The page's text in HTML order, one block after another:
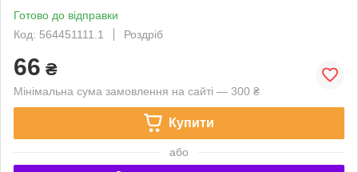
Готово до відправки
Код: 564451111.1
Роздріб
66 ₴
Мінімальна сума замовлення на сайті — 300 ₴
Купити
або